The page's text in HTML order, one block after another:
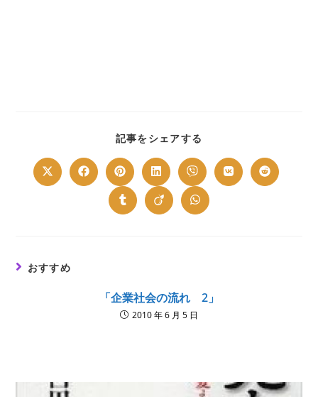
記事をシェアする
CONTENT
Opens
in
Opens
in
window
Opens
in
a
new
window
Opens
in
a
new
window
Opens
in
a
new
window
Opens
in
Opens
in
Opens
in
Opens
in
Opens
in
おすすめ
「企業社会の流れ 2」
2010 年 6 月 5 日